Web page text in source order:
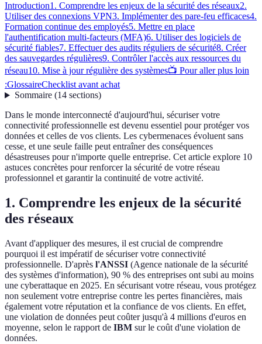
Introduction1. Comprendre les enjeux de la sécurité des réseaux2.
Utiliser des connexions VPN3. Implémenter des pare-feu efficaces4.
Formation continue des employés5. Mettre en place
l'authentification multi-facteurs (MFA)6. Utiliser des logiciels de
sécurité fiables7. Effectuer des audits réguliers de sécurité8. Créer
des sauvegardes régulières9. Contrôler l'accès aux ressources du
réseau10. Mise à jour régulière des systèmes📺 Pour aller plus loin
:GlossaireChecklist avant achat
Sommaire(14 sections)
Dans le monde interconnecté d'aujourd'hui, sécuriser votre
connectivité professionnelle est devenu essentiel pour protéger vos
données et celles de vos clients. Les cybermenaces évoluent sans
cesse, et une seule faille peut entraîner des conséquences
désastreuses pour n'importe quelle entreprise. Cet article explore 10
astuces concrètes pour renforcer la sécurité de votre réseau
professionnel et garantir la continuité de votre activité.
1. Comprendre les enjeux de la sécurité
des réseaux
Avant d'appliquer des mesures, il est crucial de comprendre
pourquoi il est impératif de sécuriser votre connectivité
professionnelle. D'après l'ANSSI (Agence nationale de la sécurité
des systèmes d'information), 90 % des entreprises ont subi au moins
une cyberattaque en 2025. En sécurisant votre réseau, vous protégez
non seulement votre entreprise contre les pertes financières, mais
également votre réputation et la confiance de vos clients. En effet,
une violation de données peut coûter jusqu'à 4 millions d'euros en
moyenne, selon le rapport de IBM sur le coût d'une violation de
données.